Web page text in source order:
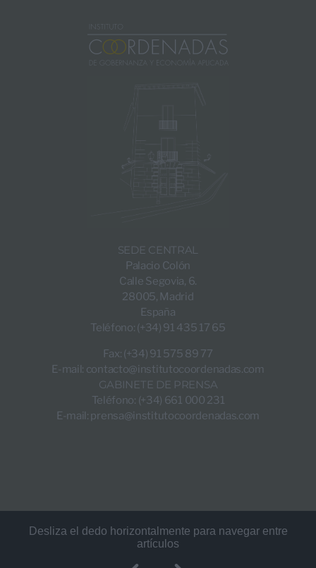
SEDE CENTRAL
Palacio Colón
Calle Segovia, 6.
28005, Madrid
España
Teléfono: (+34) 91 435 17 65
Fax: (+34) 91 575 89 77
E-mail: contacto@institutocoordenadas.com
GABINETE DE PRENSA
Teléfono: (+34) 661 000 231
E-mail: prensa@institutocoordenadas.com
Desliza el dedo horizontalmente para navegar entre
artículos